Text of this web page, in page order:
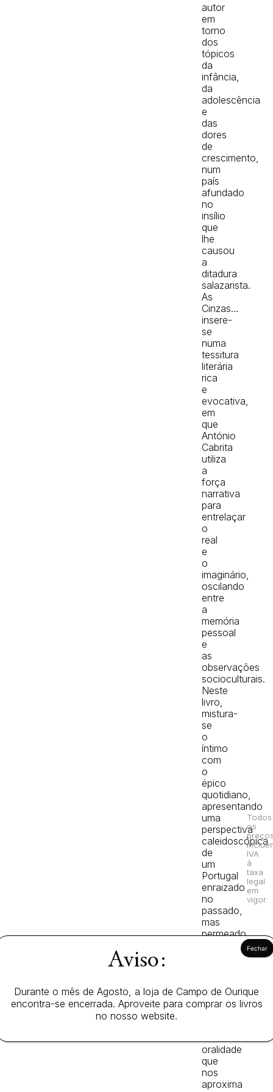
autor
em
torno
dos
tópicos
da
infância,
da
adolescência
e
das
dores
de
crescimento,
num
país
afundado
no
insílio
que
lhe
causou
a
ditadura
salazarista.
As
Cinzas…
insere-
se
numa
tessitura
literária
rica
e
evocativa,
em
que
António
Cabrita
utiliza
a
força
narrativa
para
entrelaçar
o
real
e
o
imaginário,
oscilando
entre
a
memória
pessoal
e
as
observações
socioculturais.
Neste
livro,
mistura-
se
o
íntimo
com
o
épico
quotidiano,
apresentando
uma
perspectiva
caleidoscópica
de
um
Portugal
enraizado
no
passado,
mas
permeado
contos
têm
oralidade
que
nos
aproxima
Todos
os
IVA
à
taxa
legal
em
vigor.
Aviso:
Durante o mês de Agosto, a loja de Campo de Ourique
encontra-se encerrada. Aproveite para comprar os livros
no nosso website.